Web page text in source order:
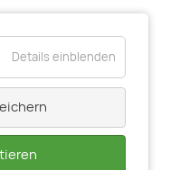
Details einblenden